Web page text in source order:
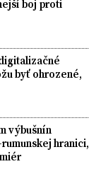
boj proti
byť ohrozené,
výbušnín
hranici,